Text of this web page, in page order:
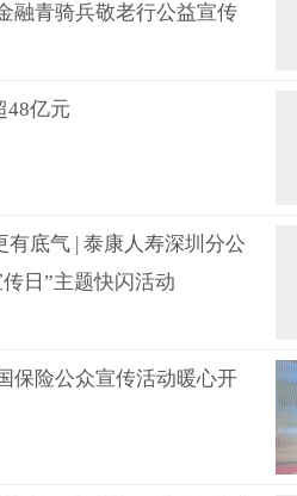
融青骑兵敬老行公益宣传
48亿元
有底气 | 泰康人寿深圳分公
日”主题快闪活动
保险公众宣传活动暖心开